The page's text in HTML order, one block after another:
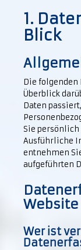
1.
Blick
Die
Überblick
Daten
Sie
Ausführliche
entnehmen
aufgeführten
Website
Wer ist